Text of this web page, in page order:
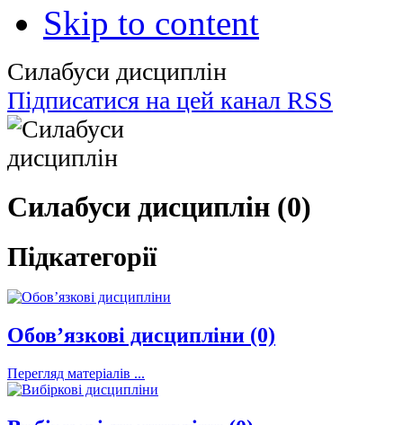
Skip to content
Силабуси дисциплін
Підписатися на цей канал RSS
Силабуси дисциплін (0)
Підкатегорії
Обов’язкові дисципліни (0)
Перегляд матеріалів ...